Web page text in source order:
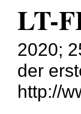
LT-
2020;
der
http://